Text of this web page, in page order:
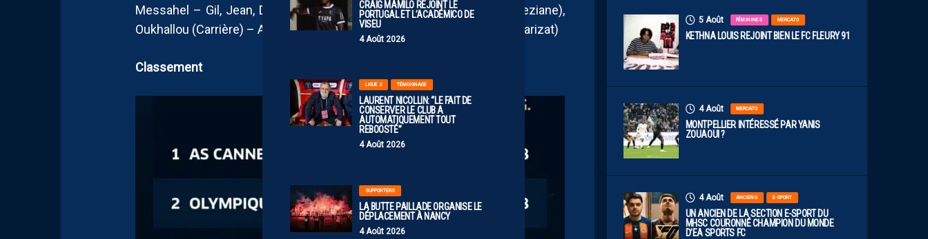
CRAIG MAMILO REJOINT LE
PORTUGAL ET L’ACADÉMICO DE
VISEU
4 Août 2026
LIGUE 2 TÉMOIGNAGE
LAURENT NICOLLIN: “LE FAIT DE
CONSERVER LE CLUB A
AUTOMATIQUEMENT TOUT
REBOOSTÉ”
4 Août 2026
SUPPORTERS
LA BUTTE PAILLADE ORGANISE LE
DÉPLACEMENT À NANCY
4 Août 2026
Messahel – Gil, Jean, Diakité, Roger (Rahmoune) – Chaine, Mialhe (Meziane),
Oukhallou (Carrière) – Aboucharif (Dimene Kingue), Chabod, Lemort (Pharizat)
Classement
5 Août FÉMININES MERCATO
KETHNA LOUIS REJOINT BIEN LE FC FLEURY 91
4 Août MERCATO
MONTPELLIER INTÉRESSÉ PAR YANIS
ZOUAOUI ?
4 Août ANCIENS E-SPORT
UN ANCIEN DE LA SECTION E-SPORT DU
MHSC COURONNÉ CHAMPION DU MONDE
D’EA SPORTS FC